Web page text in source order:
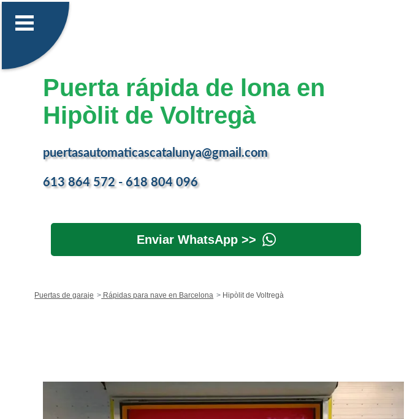
Puerta rápida de lona en
Hipòlit de Voltregà
puertasautomaticascatalunya@gmail.com
613 864 572 - 618 804 096
Enviar WhatsApp >>
Puertas de garaje Rápidas para nave en Barcelona Hipòlit de Voltregà